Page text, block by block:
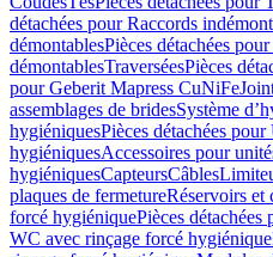
détachées pour Raccords
démontablesPièces détachées
démontablesTraverséesPièces
pour Geberit Mapress CuNiFe
assemblages de bridesSystème
hygiéniquesPièces détachées
hygiéniquesAccessoires pour
hygiéniquesCapteursCâbles
plaques de fermetureRéservoirs et
forcé hygiéniquePièces détachées
WC avec rinçage forcé hygiénique